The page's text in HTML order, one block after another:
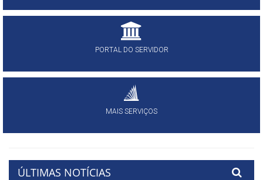
PORTAL DO SERVIDOR
MAIS SERVIÇOS
ÚLTIMAS NOTÍCIAS